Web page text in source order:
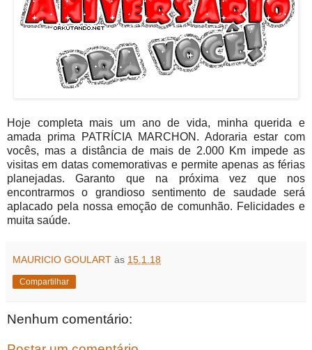
Hoje completa mais um ano de vida, minha querida e
amada prima PATRÍCIA MARCHON. Adoraria estar com
vocês, mas a distância de mais de 2.000 Km impede as
visitas em datas comemorativas e permite apenas as férias
planejadas. Garanto que na próxima vez que nos
encontrarmos o grandioso sentimento de saudade será
aplacado pela nossa emoção de comunhão. Felicidades e
muita saúde.
MAURICIO GOULART às 15.1.18
Compartilhar
Nenhum comentário: